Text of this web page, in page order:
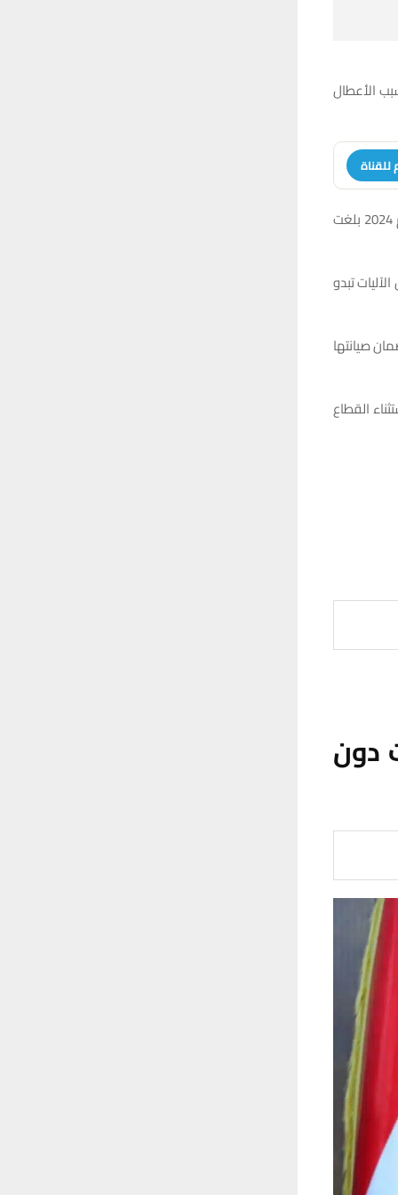
الأعطال
للقناة
وقال الخفاجي في تصريح لإذاعة وتلفزيون الناصرية إن مبالغ الصيانة المصروفة خلال عام 2024 بلغت
تبدو
صيانتها
القطاع
دون